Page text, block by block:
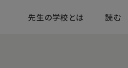
先生の学校とは 読む